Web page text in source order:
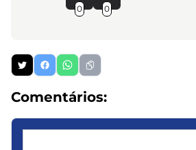
0 0
Comentários: